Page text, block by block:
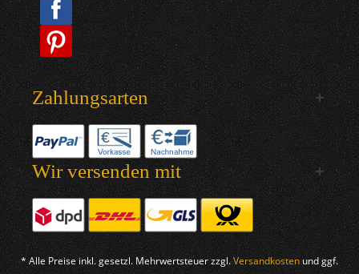
Zahlungsarten
Wir versenden mit
* Alle Preise inkl. gesetzl. Mehrwertsteuer zzgl.Versandkosten und ggf.